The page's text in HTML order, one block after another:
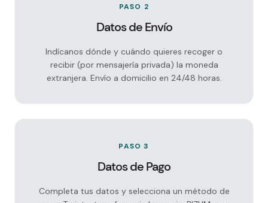
PASO 2
Datos de Envío
Indícanos dónde y cuándo quieres recoger o
recibir (por mensajería privada) la moneda
extranjera. Envío a domicilio en 24/48 horas.
PASO 3
Datos de Pago
Completa tus datos y selecciona un método de